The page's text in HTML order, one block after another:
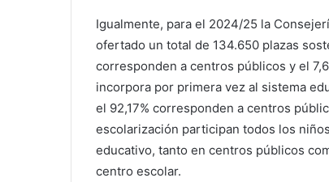
Igualmente, para el 2024/25 la
ofertado un total de 134.650 plazas
corresponden a centros públicos y el
incorpora por primera vez al sistema
el 92,17% corresponden a centros
escolarización participan todos los
educativo, tanto en centros públicos
centro escolar.